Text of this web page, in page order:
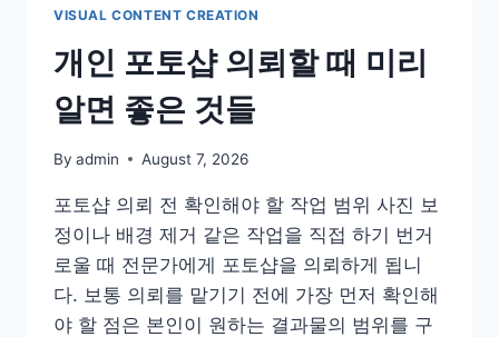
현
적
조
언
VISUAL CONTENT CREATION
개인 포토샵 의뢰할 때 미리
알면 좋은 것들
By admin August 7, 2026
포토샵 의뢰 전 확인해야 할 작업 범위 사진 보
정이나 배경 제거 같은 작업을 직접 하기 번거
로울 때 전문가에게 포토샵을 의뢰하게 됩니
다. 보통 의뢰를 맡기기 전에 가장 먼저 확인해
야 할 점은 본인이 원하는 결과물의 범위를 구